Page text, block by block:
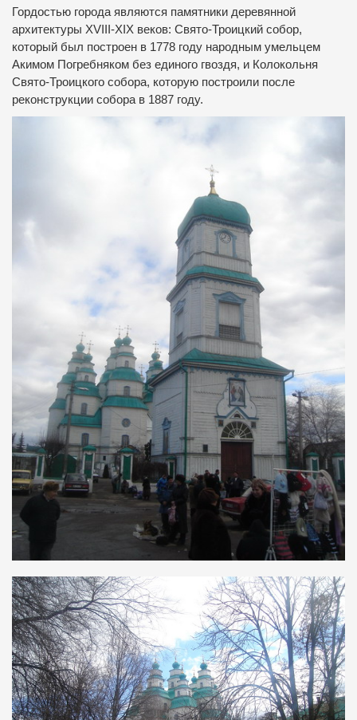
Гордостью города являются памятники деревянной
архитектуры ХVIII-ХIХ веков: Свято-Троицкий собор,
который был построен в 1778 году народным умельцем
Акимом Погребняком без единого гвоздя, и Колокольня
Свято-Троицкого собора, которую построили после
реконструкции собора в 1887 году.